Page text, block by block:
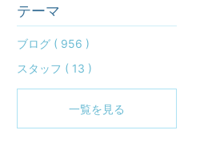
テーマ
ブログ ( 956 )
スタッフ ( 13 )
一覧を見る